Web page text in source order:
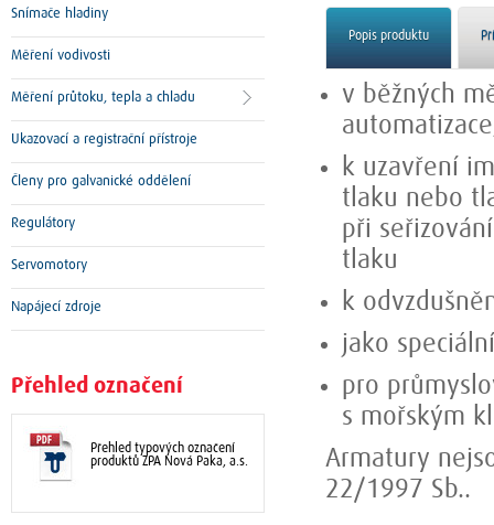
Popis produktu
v běžných
k uzavření
tlaku nebo
při
tlaku
k
jako
pro
s mořským
Armatury
22/1997 Sb..
Snímače hladiny
Měření vodivosti
Měření průtoku, tepla a chladu
Ukazovací a registrační přístroje
Členy pro galvanické oddělení
Regulátory
Servomotory
Napájecí zdroje
Přehled označení
Přehled typových označení
produktů ZPA Nová Paka, a.s.